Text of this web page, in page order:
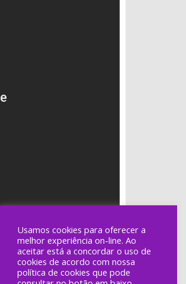
Usamos cookies para oferecer a
melhor experiência on-line. Ao
aceitar está a concordar o uso de
cookies de acordo com nossa
política de cookies que pode